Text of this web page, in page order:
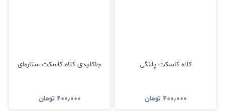
کلاه کاسکت پلنگی
۴۰۰٫۰۰۰ تومان
جاکلیدی کلاه کاسکت ستاره‌ای
۴۰۰٫۰۰۰ تومان